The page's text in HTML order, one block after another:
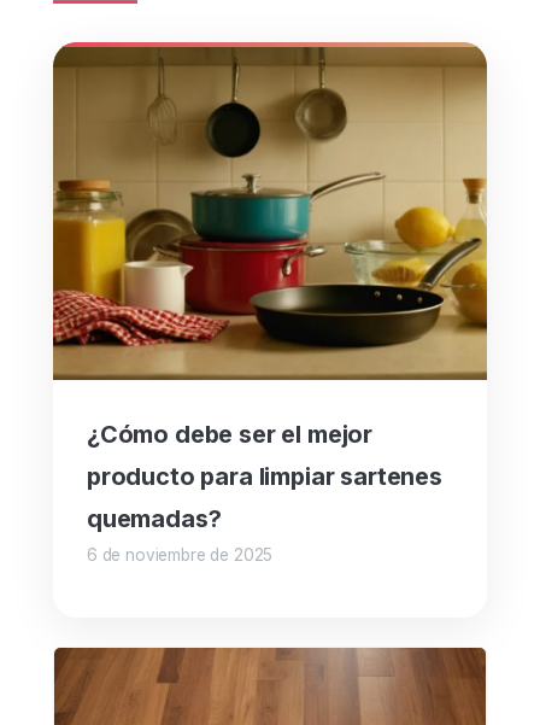
¿Cómo debe ser el mejor
producto para limpiar sartenes
quemadas?
6 de noviembre de 2025